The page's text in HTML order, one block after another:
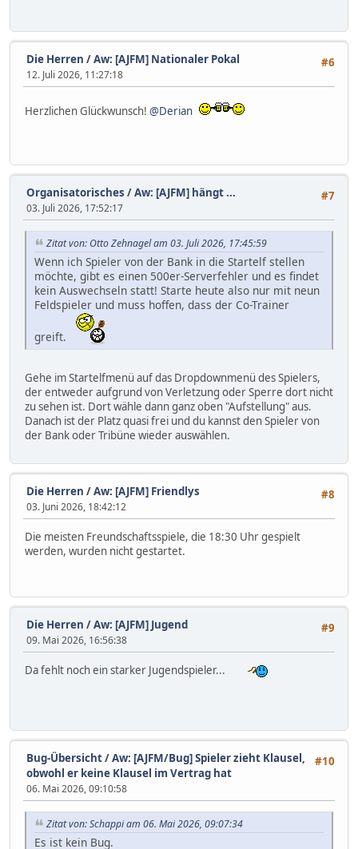
#6
Die Herren /Aw: [AJFM] Nationaler Pokal
12. Juli 2026, 11:27:18
Herzlichen Glückwunsch! @Derian
#7
Organisatorisches /Aw: [AJFM] hängt ...
03. Juli 2026, 17:52:17
Zitat von: Otto Zehnagel am 03. Juli 2026, 17:45:59
Wenn ich Spieler von der Bank in die Startelf stellen
möchte, gibt es einen 500er-Serverfehler und es findet
kein Auswechseln statt! Starte heute also nur mit neun
Feldspieler und muss hoffen, dass der Co-Trainer
greift.
Gehe im Startelfmenü auf das Dropdownmenü des Spielers,
der entweder aufgrund von Verletzung oder Sperre dort nicht
zu sehen ist. Dort wähle dann ganz oben "Aufstellung" aus.
Danach ist der Platz quasi frei und du kannst den Spieler von
der Bank oder Tribüne wieder auswählen.
#8
Die Herren /Aw: [AJFM] Friendlys
03. Juni 2026, 18:42:12
Die meisten Freundschaftsspiele, die 18:30 Uhr gespielt
werden, wurden nicht gestartet.
#9
Die Herren /Aw: [AJFM] Jugend
09. Mai 2026, 16:56:38
Da fehlt noch ein starker Jugendspieler...
#10
Bug-Übersicht/Aw: [AJFM/Bug] Spieler zieht Klausel,
obwohl er keine Klausel im Vertrag hat
06. Mai 2026, 09:10:58
Zitat von: Schappi am 06. Mai 2026, 09:07:34
Es ist kein Bug.